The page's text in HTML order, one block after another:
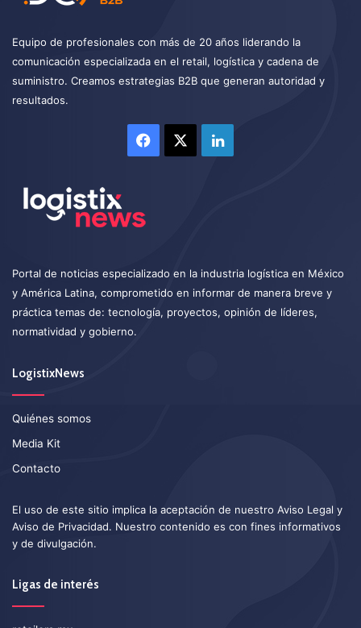
Equipo de profesionales con más de 20 años liderando la
comunicación especializada en el retail, logística y cadena de
suministro. Creamos estrategias B2B que generan autoridad y
resultados.
Facebook LinkedIn
Portal de noticias especializado en la industria logística en México
y América Latina, comprometido en informar de manera breve y
práctica temas de: tecnología, proyectos, opinión de líderes,
normatividad y gobierno.
LogistixNews
Quiénes somos
Media Kit
Contacto
El uso de este sitio implica la aceptación de nuestro Aviso Legal y
Aviso de Privacidad. Nuestro contenido es con fines informativos
y de divulgación.
Ligas de interés